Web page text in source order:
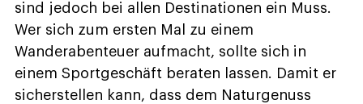
sind jedoch bei allen Destinationen ein Muss.
Wer sich zum ersten Mal zu einem
Wanderabenteuer aufmacht, sollte sich in
einem Sportgeschäft beraten lassen. Damit er
sicherstellen kann, dass dem Naturgenuss